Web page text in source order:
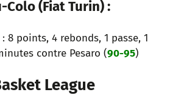
(Fiat Turin) :
8 points, 4 rebonds, 1 passe, 1
contre Pesaro (90-95)
League